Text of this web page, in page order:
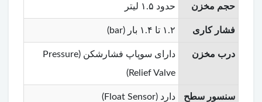
حجم مخزن حدود ۱.۵ لیتر
فشار کاری ۱.۲ تا ۱.۴ بار (bar)
درب مخزن
دارای سوپاپ فشارشکن (Pressure
Relief Valve)
سنسور سطح
دارد (Float Sensor)